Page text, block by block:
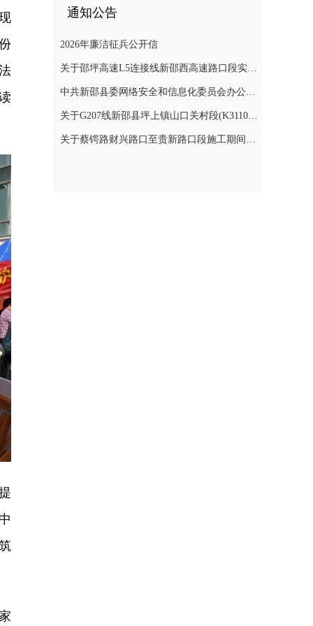
通知公告
2026年廉洁征兵公开信
关于邵坪高速L5连接线新邵西高速路口段实施交通管制的公告
中共新邵县委网络安全和信息化委员会办公室关于巡察整改进展情况的通报
关于G207线新邵县坪上镇山口关村段(K3110+900～K3112+400)公路边坡地质灾害防治工程交通管制的公告
关于蔡锷路财兴路口至贵新路口段施工期间交通管制的通知